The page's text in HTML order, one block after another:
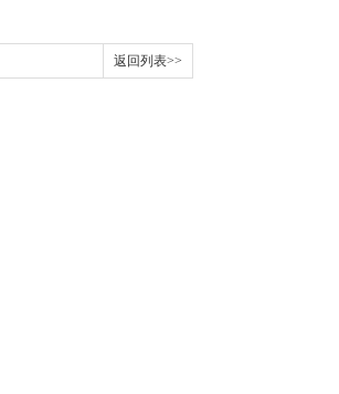
返回列表>>